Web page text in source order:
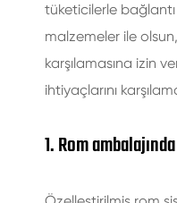
tüketicilerle
malzemeler ile
karşılamasına izin
ihtiyaçlarını
1. Rom